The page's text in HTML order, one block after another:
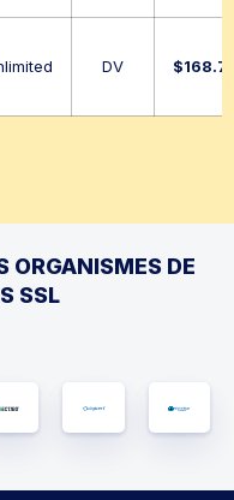
DV $
ORGANISMES DE
SSL